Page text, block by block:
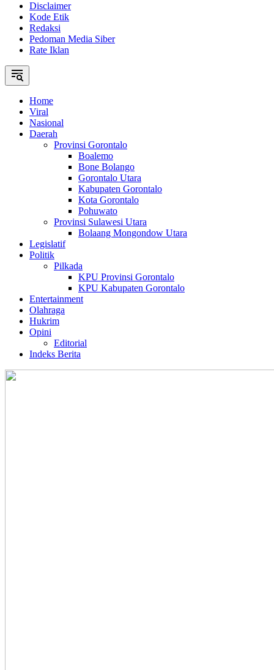
Disclaimer
Kode Etik
Redaksi
Pedoman Media Siber
Rate Iklan
Home
Viral
Nasional
Daerah
Provinsi Gorontalo
Boalemo
Bone Bolango
Gorontalo Utara
Kabupaten Gorontalo
Kota Gorontalo
Pohuwato
Provinsi Sulawesi Utara
Bolaang Mongondow Utara
Legislatif
Politik
Pilkada
KPU Provinsi Gorontalo
KPU Kabupaten Gorontalo
Entertainment
Olahraga
Hukrim
Opini
Editorial
Indeks Berita